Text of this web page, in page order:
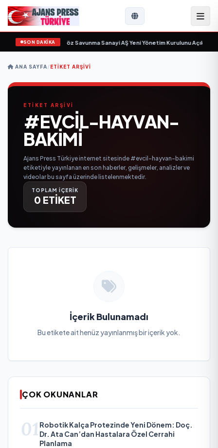
SON DAKİKA
gün sayıyor• Açıkgöz Savunma Sanayi AŞ Yeni Yönetim Kurulunu
ANA SAYFA/ETIKET ARŞIVI
ETİKET ARŞİVİ
#EVCIL-HAYVAN-
BAKIMI
Ajans Press Türkiye internet sitesinde #evcil-hayvan-bakimi
etiketiyle yayınlanan en son haberler, gelişmeler, analizler ve
videolar bu sayfa üzerinde listelenmektedir.
TOPLAM İÇERİK
0 ETİKET
İçerik Bulunamadı
Bu etikete ait henüz yayınlanmış bir içerik yok.
ÇOK OKUNANLAR
01 Robotik Kalça Protezinde Yeni Dönem: Doç.
Dr. Ata Can’dan Hastalara Özel Cerrahi
Planlama